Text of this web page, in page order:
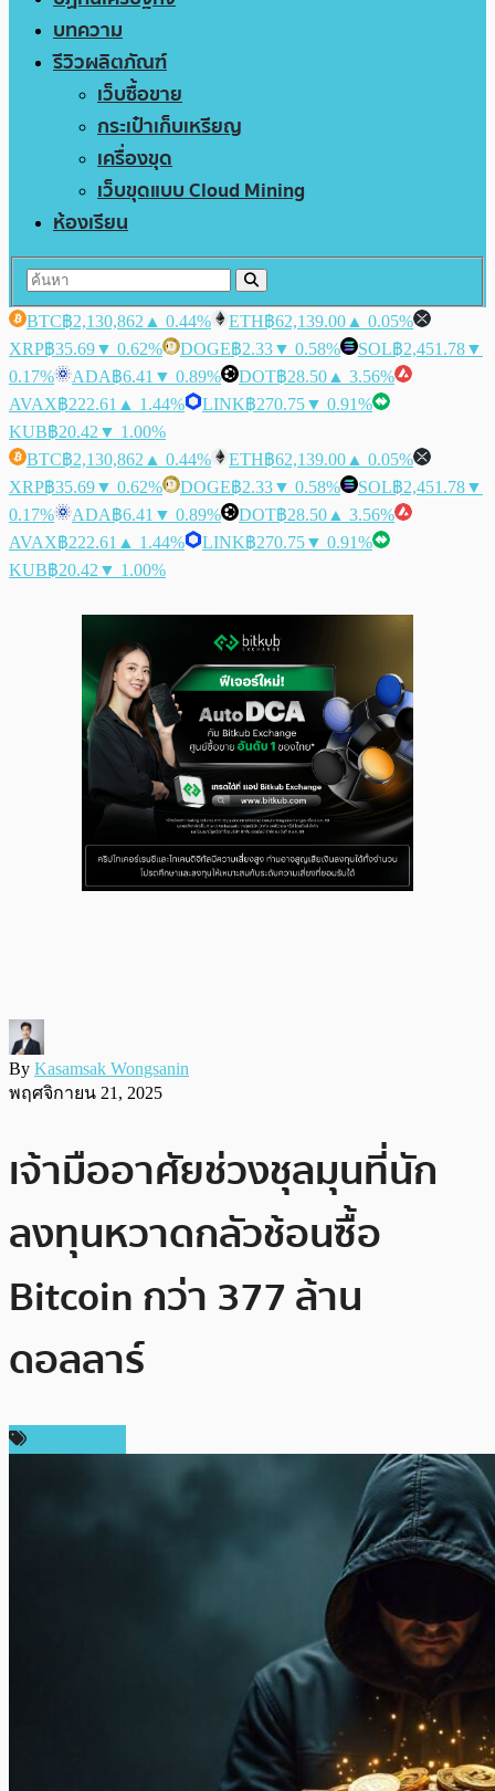
บทความ
รีวิวผลิตภัณฑ์
เว็บซื้อขาย
กระเป๋าเก็บเหรียญ
เครื่องขุด
เว็บขุดแบบ Cloud Mining
ห้องเรียน
BTC฿2,130,862 ▲ 0.44% ETH฿62,139.00 ▲ 0.05%
XRP฿35.69▼ 0.62% DOGE฿2.33▼ 0.58% SOL฿2,451.78▼
0.17%
ADA฿6.41 ▼ 0.89% DOT฿28.50 ▲ 3.56%
AVAX฿222.61 ▲ 1.44% LINK฿270.75▼ 0.91%
KUB฿20.42 ▼ 1.00%
BTC฿2,130,862 ▲ 0.44% ETH฿62,139.00 ▲ 0.05%
XRP฿35.69▼ 0.62% DOGE฿2.33▼ 0.58% SOL฿2,451.78▼
0.17%
ADA฿6.41 ▼ 0.89% DOT฿28.50 ▲ 3.56%
AVAX฿222.61 ▲ 1.44% LINK฿270.75▼ 0.91%
KUB฿20.42 ▼ 1.00%
By Kasamsak Wongsanin
พฤศจิกายน 21, 2025
เจ้ามืออาศัยช่วงชุลมุนที่นัก
ลงทุนหวาดกลัวช้อนซื้อ
Bitcoin กว่า 377 ล้าน
ดอลลาร์